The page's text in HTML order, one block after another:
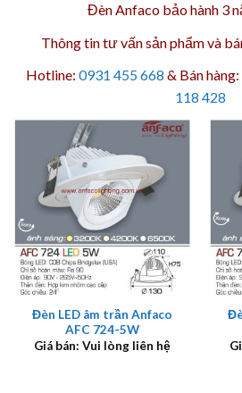
Đèn Anfaco bảo hành 3
Thông tin tư vấn sản phẩm và
Hotline: 0931 455 668 & Bán hàng:
118 428
Đèn LED âm trần Anfaco
AFC 724-5W
Giá bán: Vui lòng liên hệ